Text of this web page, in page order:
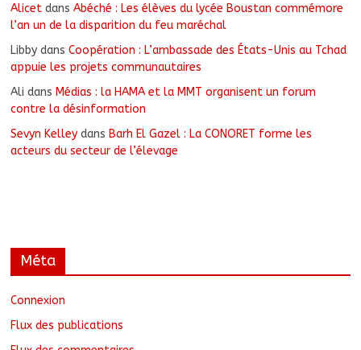
Alicet dansAbéché : Les élèves du lycée Boustan commémore
l’an un de la disparition du feu maréchal
Libby dansCoopération : L’ambassade des États-Unis au Tchad
appuie les projets communautaires
Ali dans Médias : la HAMA et la MMT organisent un forum
contre la désinformation
Sevyn Kelley dans Barh El Gazel : La CONORET forme les
acteurs du secteur de l’élevage
Méta
Connexion
Flux des publications